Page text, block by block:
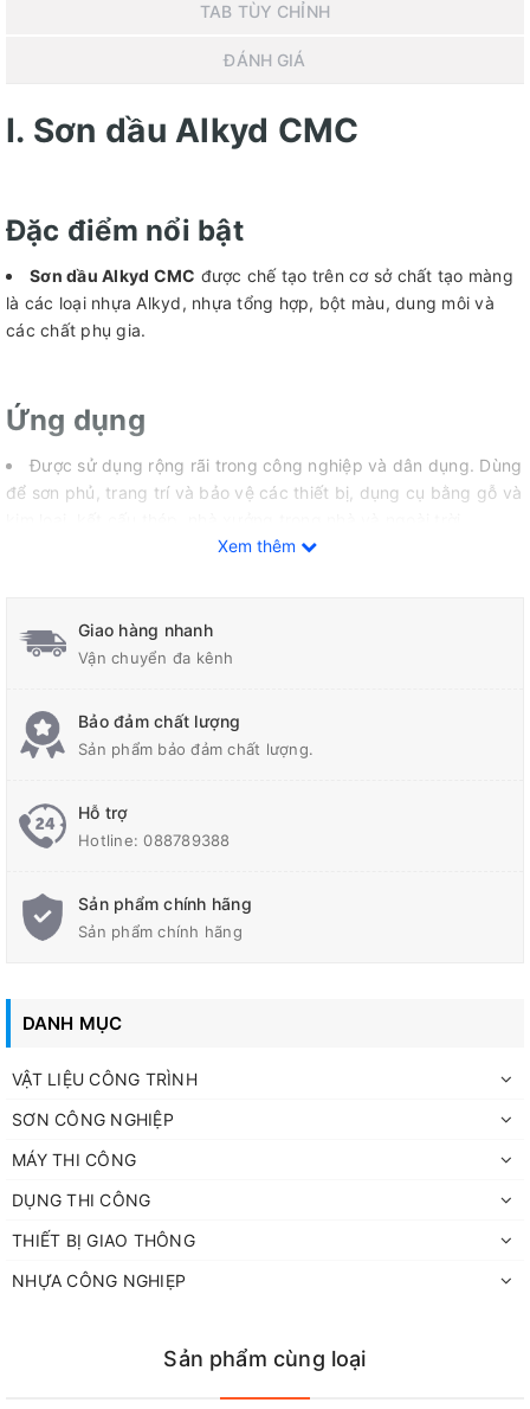
TAB TÙY CHỈNH
ĐÁNH GIÁ
I. Sơn dầu Alkyd CMC
Đặc điểm nổi bật
Sơn dầu Alkyd CMC được chế tạo trên cơ sở chất tạo màng
là các loại nhựa Alkyd, nhựa tổng hợp, bột màu, dung môi và
các chất phụ gia.
Ứng dụng
Được sử dụng rộng rãi trong công nghiệp và dân dụng. Dùng
để sơn phủ, trang trí và bảo vệ các thiết bị, dụng cụ bằng gỗ và
Màu sắc phong phú, tươi sáng, bóng đẹp
Bám dính tốt, độ bền va đập cao
Bền thời tiết, bền va đập, bền uốn
II. Thông số kỹ thuật Sơn dầu
Alkyd CMC
Màu sắc
Tỷ trọng
Độ nhớt
Thời gian khô
Thời gian sơn giữa 2 lớp
12 - 14.2m²/Kg với độ dày màng
Xem thêm
Giao hàng nhanh
Vận chuyển đa kênh
Bảo đảm chất lượng
Sản phẩm bảo đảm chất lượng.
Hỗ trợ
Hotline:088789388
Sản phẩm chính hãng
Sản phẩm chính hãng
DANH MỤC
VẬT LIỆU CÔNG TRÌNH
SƠN CÔNG NGHIỆP
MÁY THI CÔNG
DỤNG THI CÔNG
THIẾT BỊ GIAO THÔNG
NHỰA CÔNG NGHIẸP
Sản phẩm cùng loại